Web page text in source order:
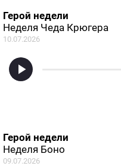
Герой недели
Неделя Чеда Крюгера
10.07.2026
Герой недели
Неделя Боно
09.07.2026